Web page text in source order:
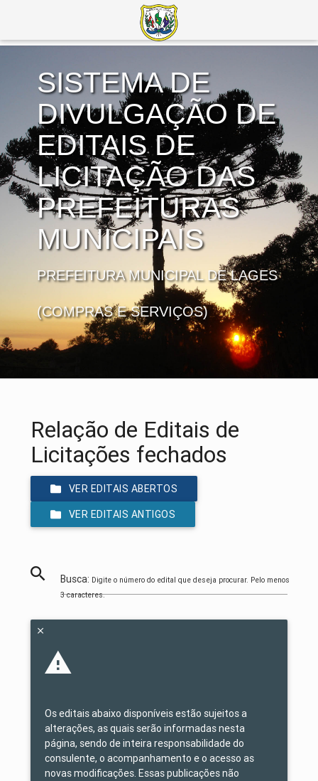
SISTEMA DE
DIVULGAÇÃO DE
EDITAIS DE
LICITAÇÃO DAS
PREFEITURAS
MUNICIPAIS
PREFEITURA MUNICIPAL DE LAGES
(COMPRAS E SERVIÇOS)
Relação de Editais de
Licitações fechados
VER EDITAIS ABERTOS
VER EDITAIS ANTIGOS
Busca: Digite o número do edital que deseja procurar. Pelo menos
3 caracteres.
Os editais abaixo disponíveis estão sujeitos a
alterações, as quais serão informadas nesta
página, sendo de inteira responsabilidade do
consulente, o acompanhamento e o acesso as
novas modificações. Essas publicações não